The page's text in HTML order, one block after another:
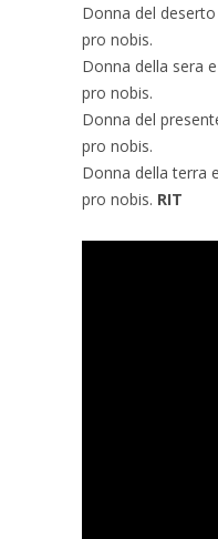
Donna del
pro nobis.
Donna della sera
pro nobis.
Donna del
pro nobis.
Donna della terra
pro nobis. RIT